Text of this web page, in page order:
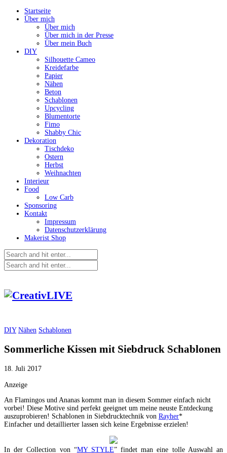
Startseite
Über mich
Über mich
Über mich in der Presse
Über mein Buch
DIY
Silhouette Cameo
Kreidefarbe
Papier
Nähen
Beton
Schablonen
Upcycling
Blumentorte
Fimo
Shabby Chic
Dekoration
Tischdeko
Ostern
Herbst
Weihnachten
Interieur
Food
Low Carb
Sponsoring
Kontakt
Impressum
Datenschutzerklärung
Makerist Shop
DIY Nähen Schablonen
Sommerliche Kissen mit Siebdruck Schablonen
18. Juli 2017
Anzeige
An Flamingos und Ananas kommt man in diesem Sommer einfach nicht
vorbei! Diese Motive sind perfekt geeignet um meine neuste Entdeckung
auszuprobieren! Schablonen in Siebdrucktechnik von Rayher*
Einfacher und detaillierter lassen sich keine Ergebnisse erzielen!
In der Collection von “MY STYLE” findet man eine tolle Auswahl an